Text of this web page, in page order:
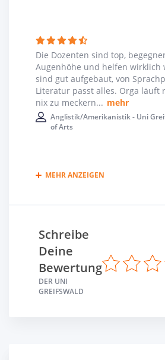
Die Dozenten sind top,
Augenhöhe und helfen wirklich
sind gut aufgebaut, von
Literatur passt alles. Orga läuft
nix zu meckern... mehr
Anglistik/Amerikanistik - Uni
of Arts
MEHR ANZEIGEN
Schreibe
Deine
Bewertung
DER UNI
GREIFSWALD